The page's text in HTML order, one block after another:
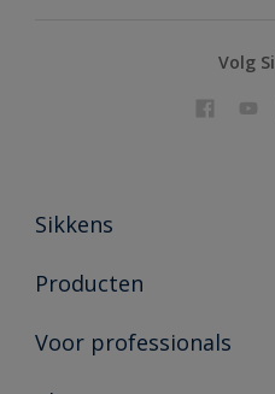
Volg
Sikkens
Over Sikkens
Duurzaamheid
Producten
Producten voor binnen
Voor professionals